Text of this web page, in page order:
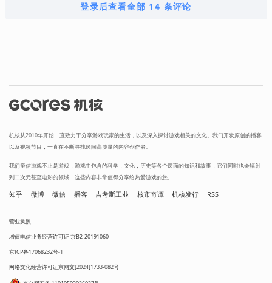
登录后查看全部 14 条评论
机核从2010年开始一直致力于分享游戏玩家的生活，以及深入探讨游戏相关的文化。我们开发原创的播客
以及视频节目，一直在不断寻找民间高质量的内容创作者。
我们坚信游戏不止是游戏，游戏中包含的科学，文化，历史等各个层面的知识和故事，它们同时也会辐射
到二次元甚至电影的领域，这些内容非常值得分享给热爱游戏的您。
知乎 微博 微信 播客 吉考斯工业 核市奇谭 机核发行 RSS
营业执照
增值电信业务经营许可证 京B2-20191060
京ICP备17068232号-1
网络文化经营许可证京网文[2024]1733-082号